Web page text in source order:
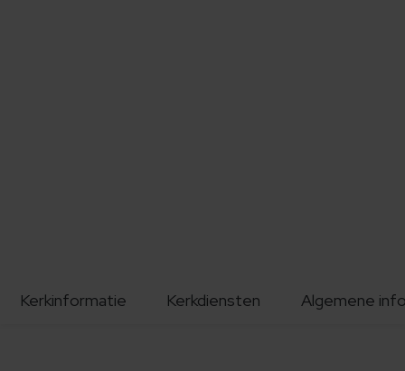
Kerkinformatie Kerkdiensten Algemene